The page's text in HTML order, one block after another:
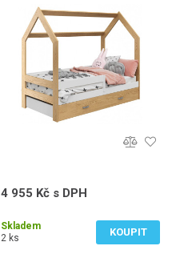
ZDARMA - borovice,
zábrana: bílá, úlož. prost:
bez, matrace: s matrací
4 955 Kč s DPH
Skladem
2 ks
KOUPIT